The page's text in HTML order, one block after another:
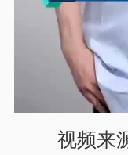
视频来